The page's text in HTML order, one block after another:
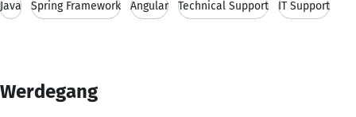
Java Spring Framework Angular Technical Support IT Support
Werdegang